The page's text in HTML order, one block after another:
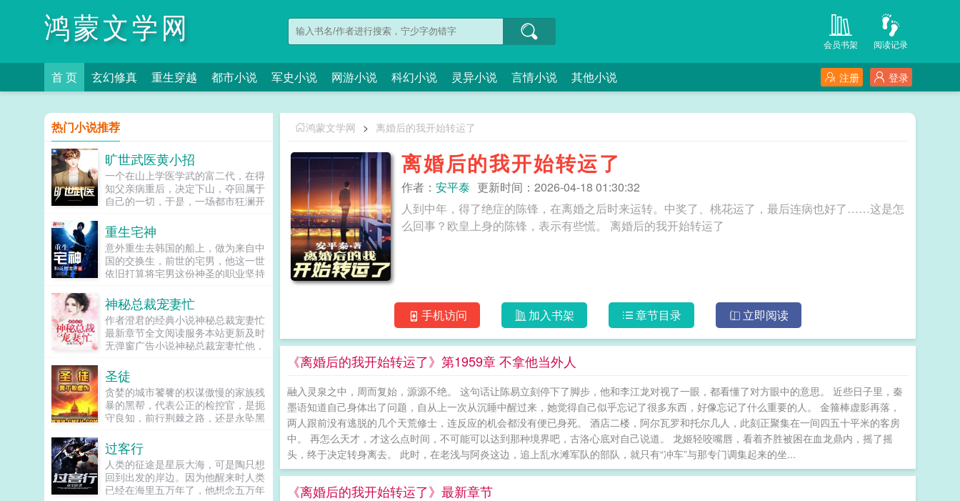
鸿蒙文学网 阅读记录
会员书架
首 页 玄幻修真 重生穿越 都市小说 军史小说 网游小说 科幻小说 灵异小说 言情小说 其他小说 登录
注册
鸿蒙文学网 > 离婚后的我开始转运了
离婚后的我开始转运了
作者： 安平泰 更新时间：2026-04-18 01:30:32
人到中年，得了绝症的陈锋，在离婚之后时来运转。中奖了、桃花运了，最后连病也好了……这是怎
么回事？欧皇上身的陈锋，表示有些慌。 离婚后的我开始转运了
手机访问 加入书架 章节目录 立即阅读
《离婚后的我开始转运了》第1959章 不拿他当外人
融入灵泉之中，周而复始，源源不绝。 这句话让陈易立刻停下了脚步，他和李江龙对视了一眼，都看懂了对方眼中的意思。 近些日子里，秦
墨语知道自己身体出了问题，自从上一次从沉睡中醒过来，她觉得自己似乎忘记了很多东西，好像忘记了什么重要的人。 金箍棒虚影再落，
两人跟前没有逃脱的几个天荒修士，连反应的机会都没有便已身死。 酒店二楼，阿尔瓦罗和托尔几人，此刻正聚集在一间四五十平米的客房
中。 再怎么天才，才这么点时间，不可能可以达到那种境界吧，古洛心底对自己说道。 龙姬轻咬嘴唇，看着齐胜被困在血龙鼎内，摇了摇
头，终于决定转身离去。 此时，在老浅与阿炎这边，追上乱水滩军队的部队，就只有“冲车”与那专门调集起来的坐...
《离婚后的我开始转运了》最新章节
热门小说推荐
旷世武医黄小招
一个在山上学医学武的富二代，在得
知父亲病重后，决定下山，夺回属于
自己的一切，于是，一场都市狂澜开
重生宅神
意外重生去韩国的船上，做为来自中
国的交换生，前世的宅男，他这一世
依旧打算将宅男这份神圣的职业坚持
肆虐韩国娱乐圈，做一个玩转融和娱
乐圈的屌炸天的超级宅男。必备技能
随身宅神小精灵从全智贤韩彩英金泰
熙开始，孙艺珍河智苑韩佳人t－妍
宋茜允儿小贤帕尼谁都别想逃出咱...
神秘总裁宠妻忙
作者澄君的经典小说神秘总裁宠妻忙
最新章节全文阅读服务本站更新及时
无弹窗广告小说神秘总裁宠妻忙他，
女人数不胜数，却唯独看上了她，这
个总是拒绝他的善良女人。...
圣徒
贪婪的城市饕餮的权谋傲慢的家族残
暴的黑帮，代表公正的检控官，是扼
守良知，前行荆棘之路，还是永坠黑
活尸。※※※欢迎大伙来群
33685812（已满）2群
30934128（又满了）新建3群
29294084...
过客行
人类的征途是星辰大海，可是陶只想
回到出发的岸边。因为他醒来时人类
已经在海里五万年了，他想念五万年